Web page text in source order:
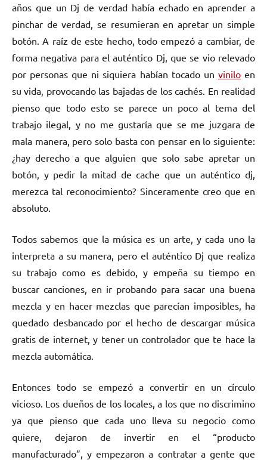
años que un Dj de verdad había echado en aprender a
pinchar de verdad, se resumieran en apretar un simple
botón. A raíz de este hecho, todo empezó a cambiar, de
forma negativa para el auténtico Dj, que se vio relevado
por personas que ni siquiera habían tocado un viniloen
su vida, provocando las bajadas de los cachés. En realidad
pienso que todo esto se parece un poco al tema del
trabajo ilegal, y no me gustaría que se me juzgara de
mala manera, pero solo basta con pensar en lo siguiente:
¿hay derecho a que alguien que solo sabe apretar un
botón, y pedir la mitad de cache que un auténtico dj,
merezca tal reconocimiento? Sinceramente creo que en
absoluto.
Todos sabemos que la música es un arte, y cada uno la
interpreta a su manera, pero el auténtico Dj que realiza
su trabajo como es debido, y empeña su tiempo en
buscar canciones, en ir probando para sacar una buena
mezcla y en hacer mezclas que parecían imposibles, ha
quedado desbancado por el hecho de descargar música
gratis de internet, y tener un controlador que te hace la
mezcla automática.
Entonces todo se empezó a convertir en un círculo
vicioso. Los dueños de los locales, a los que no discrimino
ya que pienso que cada uno lleva su negocio como
quiere, dejaron de invertir en el “producto
manufacturado”, y empezaron a contratar a gente que